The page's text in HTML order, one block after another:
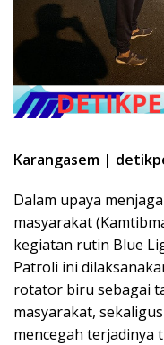
Karangasem |
Dalam upaya
masyarakat
kegiatan rutin Blue
Patroli ini
rotator biru sebagai
masyarakat,
mencegah terjadinya